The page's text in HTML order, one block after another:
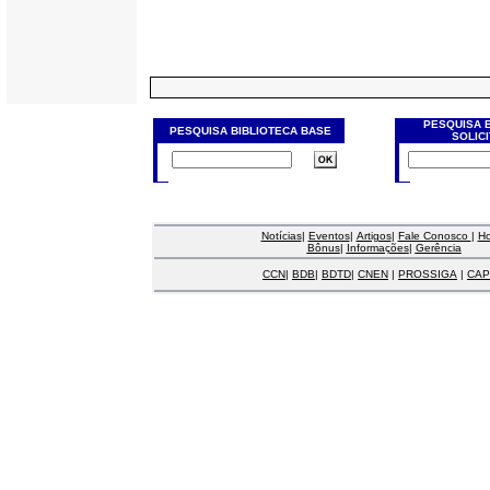
PESQUISA BIBLIOTECA BASE
PESQUISA
Notícias| Eventos| Artigos| Fale Conosco |
Bônus| Informações| Gerência
CCN| BDB| BDTD| CNEN | PROSSIGA |